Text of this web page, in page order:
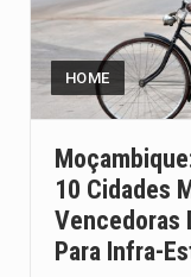
HOME
10 Cidades
Vencedoras
Para Infra-